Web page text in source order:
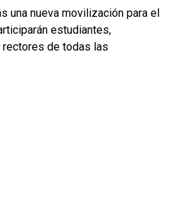
una nueva movilización para el
estudiantes,
de todas las